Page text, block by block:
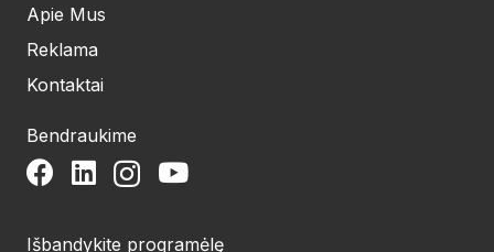
Apie Mus
Reklama
Kontaktai
Bendraukime
Išbandykite programėlę